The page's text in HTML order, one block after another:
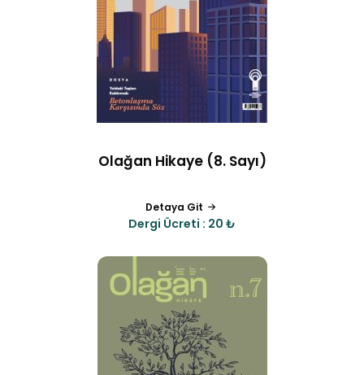
Olağan Hikaye (8. Sayı)
Detaya Git
Dergi Ücreti : 20 ₺